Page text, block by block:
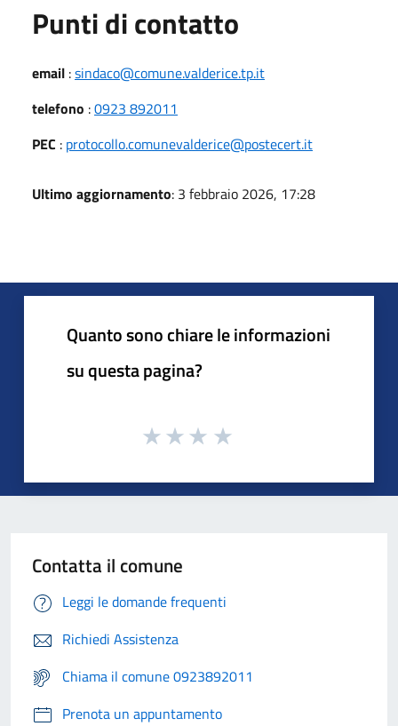
Punti di contatto
email :sindaco@comune.valderice.tp.it
telefono :0923 892011
PEC : protocollo.comunevalderice@postecert.it
Ultimo aggiornamento: 3 febbraio 2026, 17:28
Quanto sono chiare le informazioni
su questa pagina?
Contatta il comune
Leggi le domande frequenti
Richiedi Assistenza
Chiama il comune 0923892011
Prenota un appuntamento